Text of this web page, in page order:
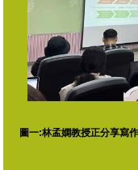
圖一:林孟嫻教授正分享寫